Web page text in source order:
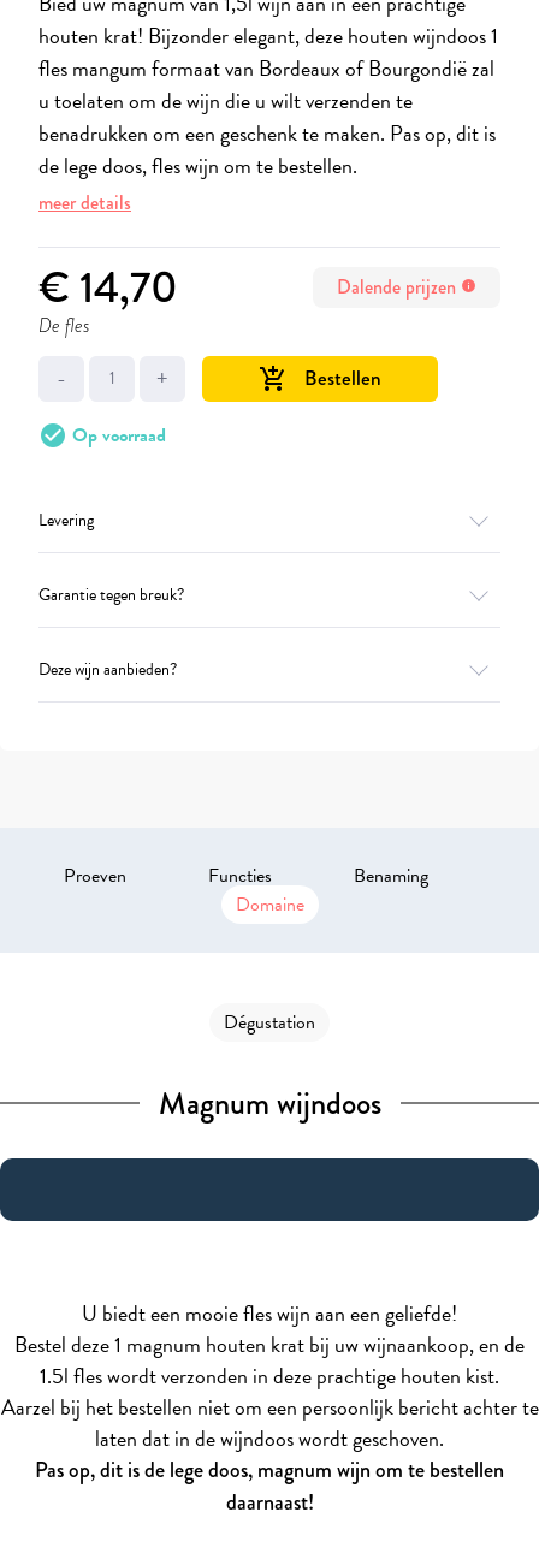
houten krat! Bijzonder elegant, deze houten wijndoos 1
fles mangum formaat van Bordeaux of Bourgondië zal
u toelaten om de wijn die u wilt verzenden te
benadrukken om een geschenk te maken. Pas op, dit is
de lege doos, fles wijn om te bestellen.
meer details
€ 14,70 Dalende prijzen info
De fles
- + add_shopping_cart Bestellen
check_circle Op voorraad
Levering
Garantie tegen breuk?
Deze wijn aanbieden?
Proeven Functies
Benaming
Domaine
Dégustation
Magnum wijndoos
U biedt een mooie fles wijn aan een geliefde!
Bestel deze 1 magnum houten krat bij uw wijnaankoop, en de
1.5l fles wordt verzonden in deze prachtige houten kist.
Aarzel bij het bestellen niet om een persoonlijk bericht achter te
laten dat in de wijndoos wordt geschoven.
Pas op, dit is de lege doos, magnum wijn om te bestellen
daarnaast!